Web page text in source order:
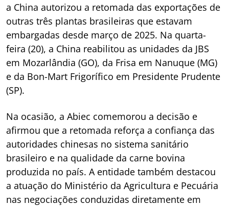
a China autorizou a retomada das exportações de
outras três plantas brasileiras que estavam
embargadas desde março de 2025. Na quarta-
feira (20), a China reabilitou as unidades da JBS
em Mozarlândia (GO), da Frisa em Nanuque (MG)
e da Bon-Mart Frigorífico em Presidente Prudente
(SP).
Na ocasião, a Abiec comemorou a decisão e
afirmou que a retomada reforça a confiança das
autoridades chinesas no sistema sanitário
brasileiro e na qualidade da carne bovina
produzida no país. A entidade também destacou
a atuação do Ministério da Agricultura e Pecuária
nas negociações conduzidas diretamente em